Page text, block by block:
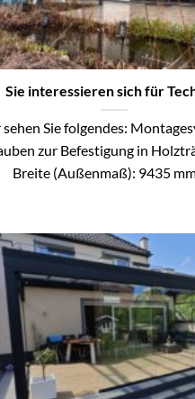
Sie interessieren sich für
sehen Sie folgendes:
zur Befestigung in
Breite (Außenmaß): 9435 mm